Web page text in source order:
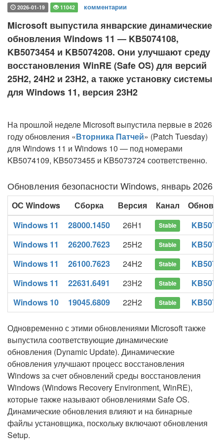
2026-01-19 11042 комментарии
Microsoft выпустила январские динамические
обновления Windows 11 — KB5074108,
KB5073454 и KB5074208. Они улучшают среду
восстановления WinRE (Safe OS) для версий
25H2, 24H2 и 23H2, а также установку системы
для Windows 11, версия 23H2
На прошлой неделе Microsoft выпустила первые в 2026
году обновления «Вторника Патчей» (Patch Tuesday)
для Windows 11 и Windows 10 — под номерами
KB5074109, KB5073455 и KB5073724 соответственно.
Обновления безопасности Windows, январь 2026
ОС Windows Сборка Версия Канал
Windows 11
28000.1450 26H1 Stable
Windows 11
26200.7623 25H2 Stable
Windows 11
26100.7623 24H2 Stable
Windows 11
22631.6491 23H2 Stable
Windows 10
19045.6809 22H2 Stable
Одновременно с этими обновлениями Microsoft также
выпустила соответствующие динамические
обновления (Dynamic Update). Динамические
обновления улучшают процесс восстановления
Windows за счет обновлений среды восстановления
Windows (Windows Recovery Environment, WinRE),
которые также называют обновлениями Safe OS.
Динамические обновления влияют и на бинарные
файлы установщика, поскольку включают обновления
Setup.